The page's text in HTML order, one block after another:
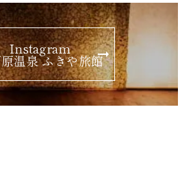
Instagram
温泉 ふきや旅館